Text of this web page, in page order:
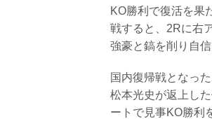
KO勝利で復活を果
戦すると、2Rに右
強豪と鎬を削り自信
国内復帰戦となっ
松本光史が返上し
ートで見事KO勝利